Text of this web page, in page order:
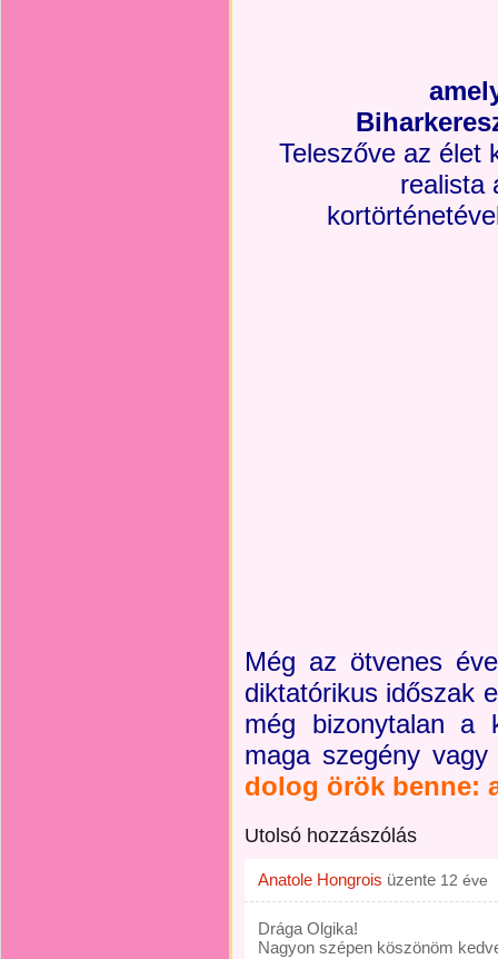
Teleszőve az élet
realista
Még az ötvenes
diktatórikus időszak
még bizonytalan a
maga szegény
dolog örök benne:
Utolsó hozzászólás
Anatole Hongrois üzente 12 éve
Drága Olgika!
Nagyon szépen köszönöm